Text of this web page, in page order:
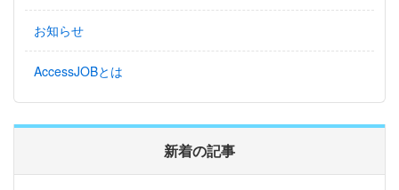
お知らせ
AccessJOBとは
新着の記事